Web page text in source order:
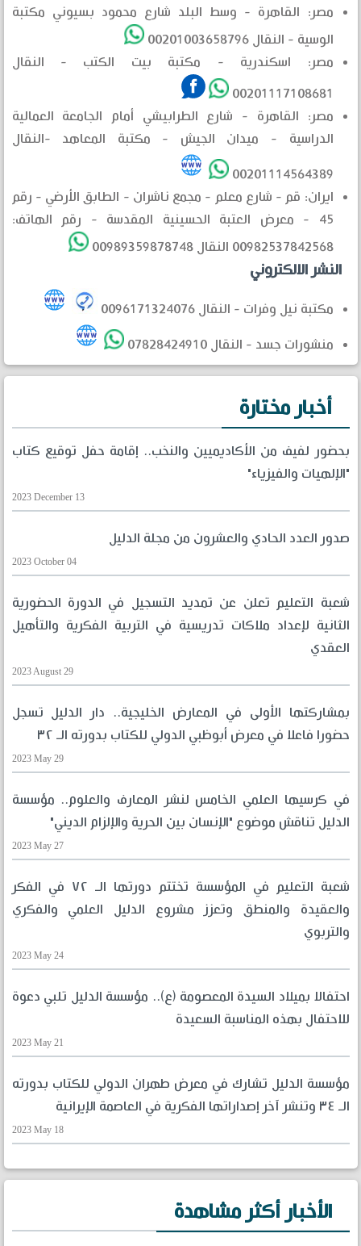
مصر: القاهرة - وسط البلد شارع محمود بسيوني مكتبة
الوسية - النقال 00201003658796
مصر: اسكندرية - مكتبة بيت الكتب - النقال
00201117108681
مصر: القاهرة - شارع الطرابيشي أمام الجامعة العمالية
الدراسية - ميدان الجيش - مكتبة المعاهد -النقال
00201114564389
ايران: قم - شارع معلم - مجمع ناشران - الطابق الأرضي - رقم
45 - معرض العتبة الحسينية المقدسة - رقم الهاتف:
00982537842568 النقال 00989359878748
النشر الالكتروني
مكتبة نيل وفرات - النقال 0096171324076
منشورات جسد - النقال 07828424910
أخبار مختارة
بحضور لفيف من الأكاديميين والنخب.. إقامة حفل توقيع كتاب
"الإلهيات والفيزياء"
2023 December 13
صدور العدد الحادي والعشرون من مجلة الدليل
2023 October 04
شعبة التعليم تعلن عن تمديد التسجيل في الدورة الحضورية
الثانية لإعداد ملاكات تدريسية في التربية الفكرية والتأهيل
العقدي
2023 August 29
بمشاركتها الأولى في المعارض الخليجية.. دار الدليل تسجل
حضورا فاعلا في معرض أبوظبي الدولي للكتاب بدورته الـ ٣٢
2023 May 29
في كرسيها العلمي الخامس لنشر المعارف والعلوم.. مؤسسة
الدليل تناقش موضوع "الإنسان بين الحرية والإلزام الديني"
2023 May 27
شعبة التعليم في المؤسسة تختتم دورتها الـ ٧٢ في الفكر
والعقيدة والمنطق وتعزز مشروع الدليل العلمي والفكري
والتربوي
2023 May 24
احتفالا بميلاد السيدة المعصومة (ع).. مؤسسة الدليل تلبي دعوة
للاحتفال بهذه المناسبة السعيدة
2023 May 21
مؤسسة الدليل تشارك في معرض طهران الدولي للكتاب بدورته
الـ ٣٤ وتنشر آخر إصداراتها الفكرية في العاصمة الإيرانية
2023 May 18
الأخبار أكثر مشاهدة